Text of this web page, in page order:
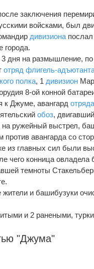
заключения
войсками, был
дивизиона
города.
дня на размышление,
отряд флигель-
полка, 1 дивизион
8-ой конной
к Джуме, авангардотряда
обоз,
на ружейный выстрел,
против авангарда со
из главных сил были
чего конница
темноты
и башибузуки
и 2 ранеными,
"Джума"